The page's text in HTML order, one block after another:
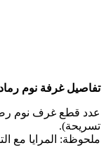
تفاصيل غرفة نوم
تسريحة).
ملحوظة: المرايا مع